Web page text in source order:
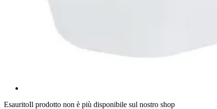
EsauritoIl prodotto non è più disponibile sul nostro shop